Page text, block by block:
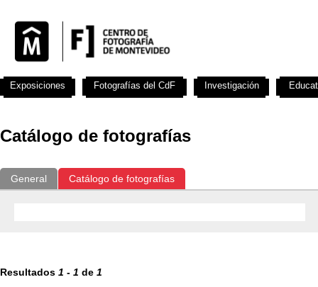
Catálogo de fotografías
General Catálogo de fotografías
Resultados 1 - 1 de 1
Exposiciones Fotografías del CdF Investigación